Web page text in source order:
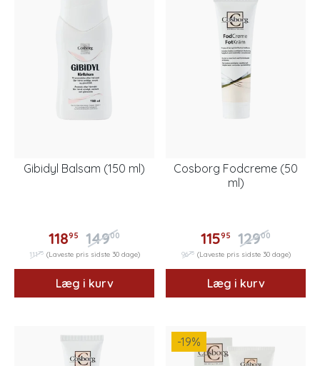
Gibidyl Balsam (150 ml)
11895 14900
11175 (Laveste pris sidste 30 dage)
Læg i kurv
Cosborg Fodcreme (50
ml)
11595 12900
9675 (Laveste pris sidste 30 dage)
Læg i kurv
-19%